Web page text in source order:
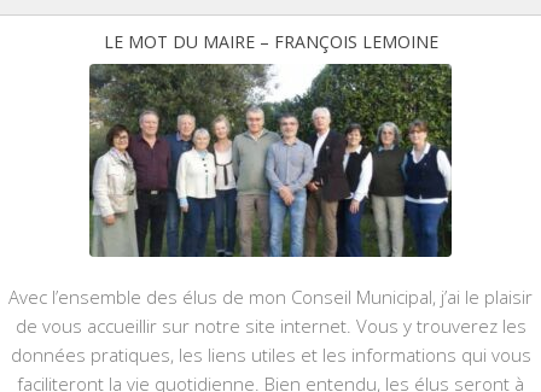
LE MOT DU MAIRE – FRANÇOIS LEMOINE
Avec l’ensemble des élus de mon Conseil Municipal, j’ai le plaisir
de vous accueillir sur notre site internet. Vous y trouverez les
données pratiques, les liens utiles et les informations qui vous
faciliteront la vie quotidienne. Bien entendu, les élus seront à